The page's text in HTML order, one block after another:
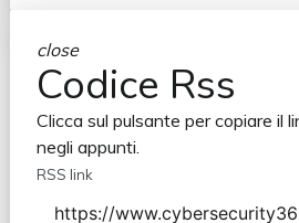
close
Codice Rss
Clicca sul pulsante per copiare il
negli appunti.
RSS link